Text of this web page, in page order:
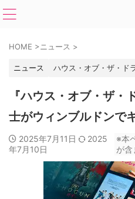
HOME >ニュース >
ニュース ハウス・オブ・ザ・ド
『ハウス・オブ・ザ・
士がウィンブルドンで
2025年7月11日
2025
年7月10日
※本
が含